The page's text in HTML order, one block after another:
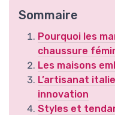
Sommaire
Pourquoi les
chaussure
Les maisons
L’artisanat
innovation
Styles et